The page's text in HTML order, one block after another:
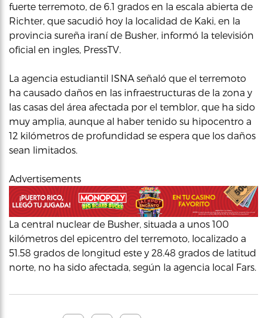
fuerte terremoto, de 6.1 grados en la escala abierta de
Richter, que sacudió hoy la localidad de Kaki, en la
provincia sureña iraní de Busher, informó la televisión
oficial en ingles, PressTV.
La agencia estudiantil ISNA señaló que el terremoto
ha causado daños en las infraestructuras de la zona y
las casas del área afectada por el temblor, que ha sido
muy amplia, aunque al haber tenido su hipocentro a
12 kilómetros de profundidad se espera que los daños
sean limitados.
Advertisements
La central nuclear de Busher, situada a unos 100
kilómetros del epicentro del terremoto, localizado a
51.58 grados de longitud este y 28.48 grados de latitud
norte, no ha sido afectada, según la agencia local Fars.